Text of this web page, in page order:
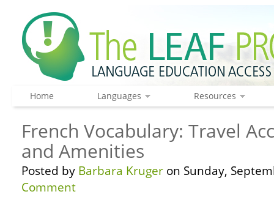
Home Languages Resources
French Vocabulary: Travel
and Amenities
Posted by Barbara Kruger on Sunday,
Comment